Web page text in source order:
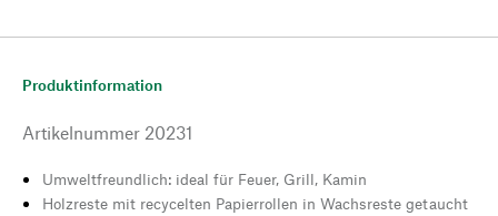
Produktinformation
Artikelnummer 20231
Umweltfreundlich: ideal für Feuer, Grill, Kamin
Holzreste mit recycelten Papierrollen in Wachsreste getaucht